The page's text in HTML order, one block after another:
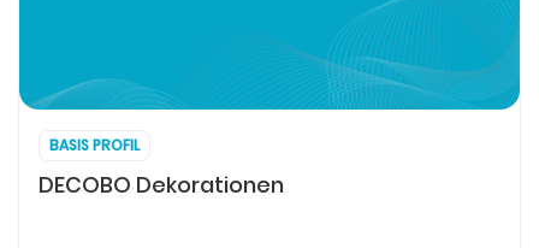
BASIS PROFIL
DECOBO Dekorationen